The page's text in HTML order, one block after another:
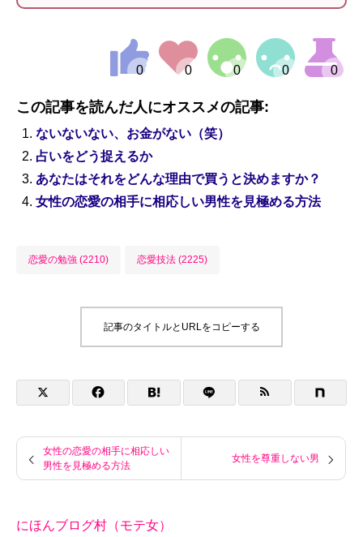
この記事を読んだ人にオススメの記事:
ないないない、お金がない（笑）
占いをどう捉えるか
あなたはそれをどんな理由で買うと決めますか？
女性の恋愛の相手に相応しい男性を見極める方法
恋愛の勉強 (2210) 恋愛技法 (2225)
記事のタイトルとURLをコピーする
女性の恋愛の相手に相応しい
男性を見極める方法
女性を尊重しない男
にほんブログ村（モテ女）